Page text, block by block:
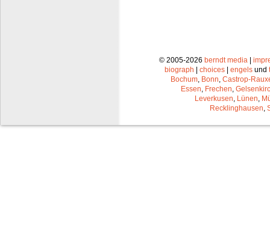
© 2005-2026 berndt media |
biograph | choices | engels und
Bochum Bonn Castrop-
Essen Frechen
Leverkusen Lünen
Recklinghausen